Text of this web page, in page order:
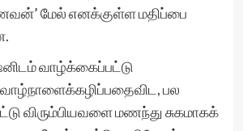
மேல் எனக்குள்ள மதிப்பை
வாழ்க்கைப்பட்டு
பல
விரும்பியவளை மணந்து சுகமாகக்